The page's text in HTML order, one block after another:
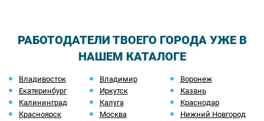
РАБОТОДАТЕЛИ ТВОЕГО ГОРОДА УЖЕ В
НАШЕМ КАТАЛОГЕ
Владивосток Владимир
Воронеж
Екатеринбург
Иркутск
Казань
Калининград
Калуга
Краснодар
Красноярск
Москва
Нижний Новгород